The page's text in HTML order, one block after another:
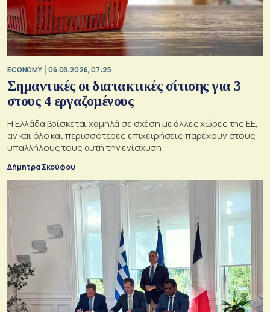
ECONOMY 06.08.2026, 07:25
Σημαντικές οι διατακτικές σίτισης για 3
στους 4 εργαζομένους
Η Ελλάδα βρίσκεται χαμηλά σε σχέση με άλλες χώρες της ΕΕ,
αν και όλο και περισσότερες επιχειρήσεις παρέχουν στους
υπαλλήλους τους αυτή την ενίσχυση
Δήμητρα Σκούφου